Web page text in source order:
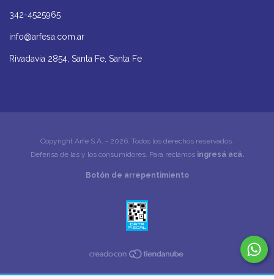
342-4525965
info@arfesa.com.ar
Rivadavia 2854, Santa Fe, Santa Fe
Copyright Arfe S.A. - 2026. Todos los derechos reservados.
Defensa de las y los consumidores. Para reclamos ingresá acá.
Botón de arrepentimiento